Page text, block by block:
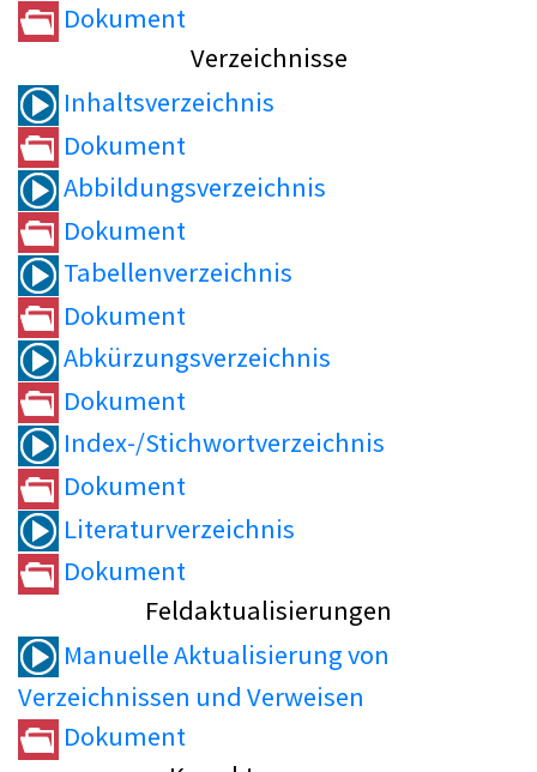
Dokument
Verzeichnisse
Inhaltsverzeichnis
Dokument
Abbildungsverzeichnis
Dokument
Tabellenverzeichnis
Dokument
Abkürzungsverzeichnis
Dokument
Index-/Stichwortverzeichnis
Dokument
Literaturverzeichnis
Dokument
Feldaktualisierungen
Manuelle Aktualisierung von
Verzeichnissen und Verweisen
Dokument